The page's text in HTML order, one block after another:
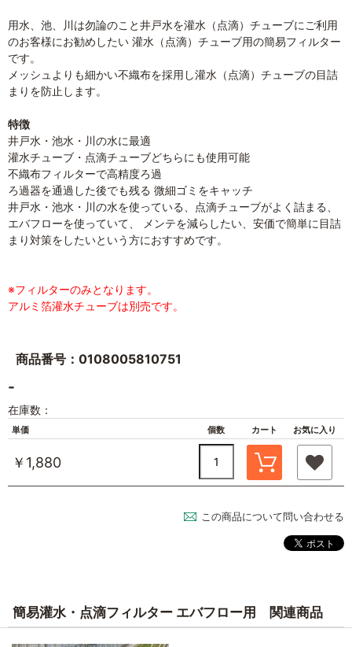
用水、池、川は勿論のこと井戸水を灌水（点滴）チューブにご利用
のお客様にお勧めしたい 灌水（点滴）チューブ用の簡易フィルター
です。
メッシュよりも細かい不織布を採用し灌水（点滴）チューブの目詰
まりを防止します。
特徴
井戸水・池水・川の水に最適
灌水チューブ・点滴チューブどちらにも使用可能
不織布フィルターで高精度ろ過
ろ過器を通過した後でも残る 微細ゴミをキャッチ
井戸水・池水・川の水を使っている、点滴チューブがよく詰まる、
エバフローを使っていて、 メンテを減らしたい、安価で簡単に目詰
まり対策をしたいという方におすすめです。
※フィルターのみとなります。
アルミ箔灌水チューブは別売です。
商品番号：0108005810751
-
在庫数：
単価 個数 カート お気に入り
￥1,880
この商品について問い合わせる
簡易灌水・点滴フィルター エバフロー用 関連商品